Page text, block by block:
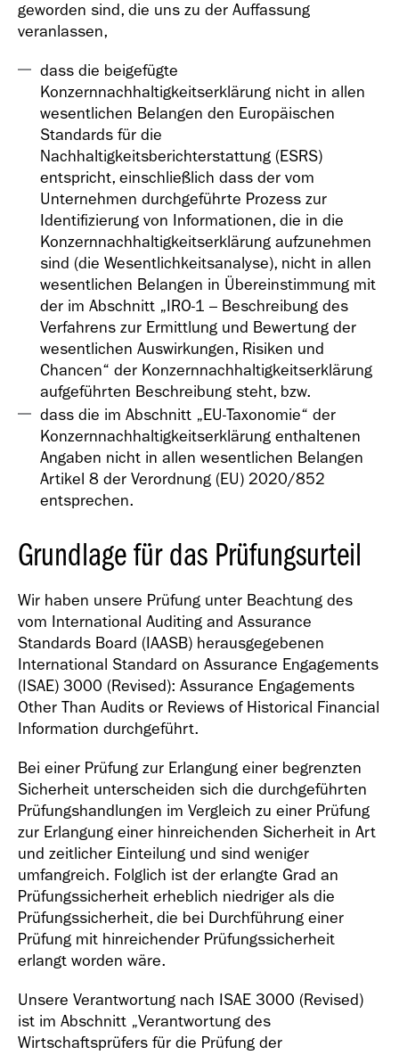
geworden sind, die uns zu der Auffassung
veranlassen,
dass die beigefügte
Konzernnachhaltigkeitserklärung nicht in allen
wesentlichen Belangen den Europäischen
Standards für die
Nachhaltigkeitsberichterstattung (ESRS)
entspricht, einschließlich dass der vom
Unternehmen durchgeführte Prozess zur
Identifizierung von Informationen, die in die
Konzernnachhaltigkeitserklärung aufzunehmen
sind (die Wesentlichkeitsanalyse), nicht in allen
wesentlichen Belangen in Übereinstimmung mit
der im Abschnitt „IRO-1 – Beschreibung des
Verfahrens zur Ermittlung und Bewertung der
wesentlichen Auswirkungen, Risiken und
Chancen“ der Konzernnachhaltigkeitserklärung
aufgeführten Beschreibung steht, bzw.
dass die im Abschnitt „EU-Taxonomie“ der
Konzernnachhaltigkeitserklärung enthaltenen
Angaben nicht in allen wesentlichen Belangen
Artikel 8 der Verordnung (EU) 2020/852
entsprechen.
Grundlage für das Prüfungsurteil
Wir haben unsere Prüfung unter Beachtung des
vom International Auditing and Assurance
Standards Board (IAASB) herausgegebenen
International Standard on Assurance Engagements
(ISAE) 3000 (Revised): Assurance Engagements
Other Than Audits or Reviews of Historical Financial
Information durchgeführt.
Bei einer Prüfung zur Erlangung einer begrenzten
Sicherheit unterscheiden sich die durchgeführten
Prüfungshandlungen im Vergleich zu einer Prüfung
zur Erlangung einer hinreichenden Sicherheit in Art
und zeitlicher Einteilung und sind weniger
umfangreich. Folglich ist der erlangte Grad an
Prüfungssicherheit erheblich niedriger als die
Prüfungssicherheit, die bei Durchführung einer
Prüfung mit hinreichender Prüfungssicherheit
erlangt worden wäre.
Unsere Verantwortung nach ISAE 3000 (Revised)
ist im Abschnitt „Verantwortung des
Wirtschaftsprüfers für die Prüfung der